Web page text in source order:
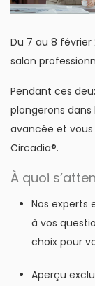
Du 7 au 8
salon
Pendant ces
plongerons
avancée et vous
Circadia®.
À quoi
Nos experts
à vos
choix pour
Aperçu